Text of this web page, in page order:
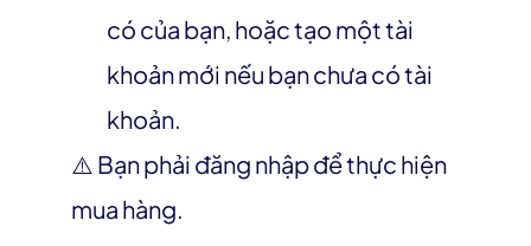
có của bạn, hoặc tạo một tài
khoản mới nếu bạn chưa có tài
khoản.
⚠️ Bạn phải đăng nhập để thực hiện
mua hàng.